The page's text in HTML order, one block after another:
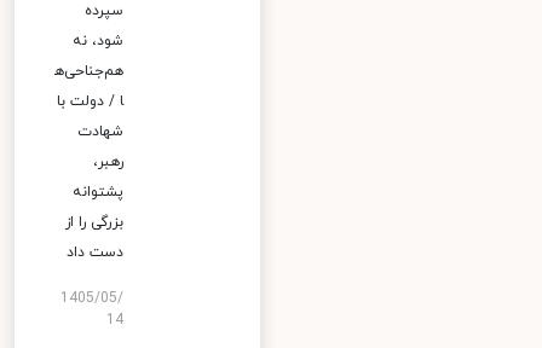
سپرده
شود، نه
هم‌جناحی‌ه
ا / دولت با
شهادت
رهبر،
پشتوانه
بزرگی را از
دست داد
1405/05/
14